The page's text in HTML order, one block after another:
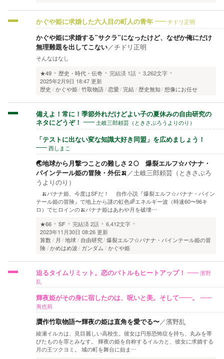
かぐや姫に求婚した六人目の町人の青年 チドリ正明
かぐや姫に求婚する”サクラ”になったけど、なぜか俺にだけ
無理難題を出してこない／チドリ正明
そんなはなし
★49
歴史・時代・伝奇 完結済 1話
3,262文字
2025年2月9日 18:47 更新
歴史
かぐや姫 竹取物語 恋愛 完結 歴史無知 想像にお任せ
備えよ！常に！季節外れだけどよい子の夏休みの自由研究の
ネタにどうぞ！
土岐三郎頼芸（ときさぶろうよりのり）
「テストに出ない変な知識大好き同盟」を広めましょう！
西しまこ
🌏地球から月撃つことの難しさ２🌕 爆裂エルフ☆バナナ・
パインテール姫の冒険・外伝🍌 ／土岐三郎頼芸（ときさぶろ
うよりのり）
🍌バナナ姫、今度はSFだ！ 自作小説『爆裂エルフ☆バナナ・パイン
テール姫の冒険』で地上から謎の虹色🌈エネルギー波（時速60〜96キ
ロ）でヒロインの🍌バナナ姫はあわや月を破壊…
★66
SF 完結済2話
6,412文字
2023年11月30日 08:26 更新
算数
月 地球 自由研究 爆裂エルフ☆バナナ・パインテール姫の冒
険 かめはめ波 ガンダム かぐや姫
迫るタイムリミット。恋のバトルもヒートアップ！
濱野
乱
輝夜姫がその身に宿したのは、呪いと美。そして――。
夷也荊
贋作竹取物語〜輝夜の姫は直角を愛でる〜／濱野乱
綾瀬イルカは、見目麗しい高校生。彼女は円形恐怖症を持ち、丸みを帯
びたものを罪とみなす。 輝夜の姫を自称するイルカと、彼女に求婚する
月の王ツクヨミ。 城の町を舞台に始ま…